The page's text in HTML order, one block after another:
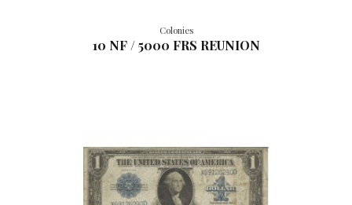
Colonies
10 NF / 5000 FRS REUNION